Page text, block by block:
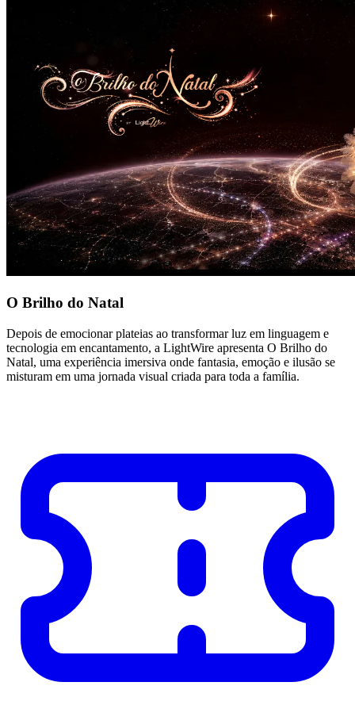
O Brilho do Natal
Depois de emocionar plateias ao transformar luz em linguagem e
tecnologia em encantamento, a LightWire apresenta O Brilho do
Natal, uma experiência imersiva onde fantasia, emoção e ilusão se
misturam em uma jornada visual criada para toda a família.